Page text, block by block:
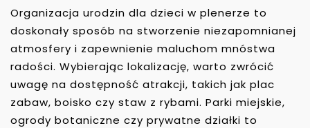
Organizacja urodzin dla dzieci w plenerze to
doskonały sposób na stworzenie niezapomnianej
atmosfery i zapewnienie maluchom mnóstwa
radości. Wybierając lokalizację, warto zwrócić
uwagę na dostępność atrakcji, takich jak plac
zabaw, boisko czy staw z rybami. Parki miejskie,
ogrody botaniczne czy prywatne działki to